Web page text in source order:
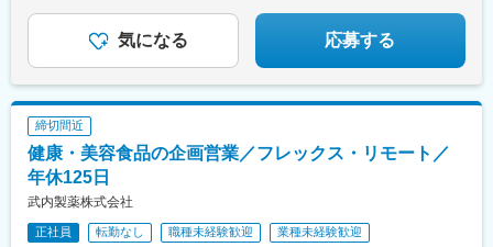
気になる 応募する
締切間近
健康・美容食品の企画営業／フレックス・リモート／
年休125日
武内製薬株式会社
正社員 転勤なし 職種未経験歓迎 業種未経験歓迎